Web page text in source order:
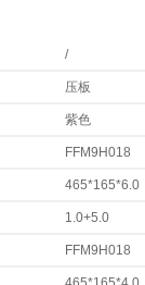
/
压板
紫色
FFM9H018
465*165*6.0
1.0+5.0
FFM9H018